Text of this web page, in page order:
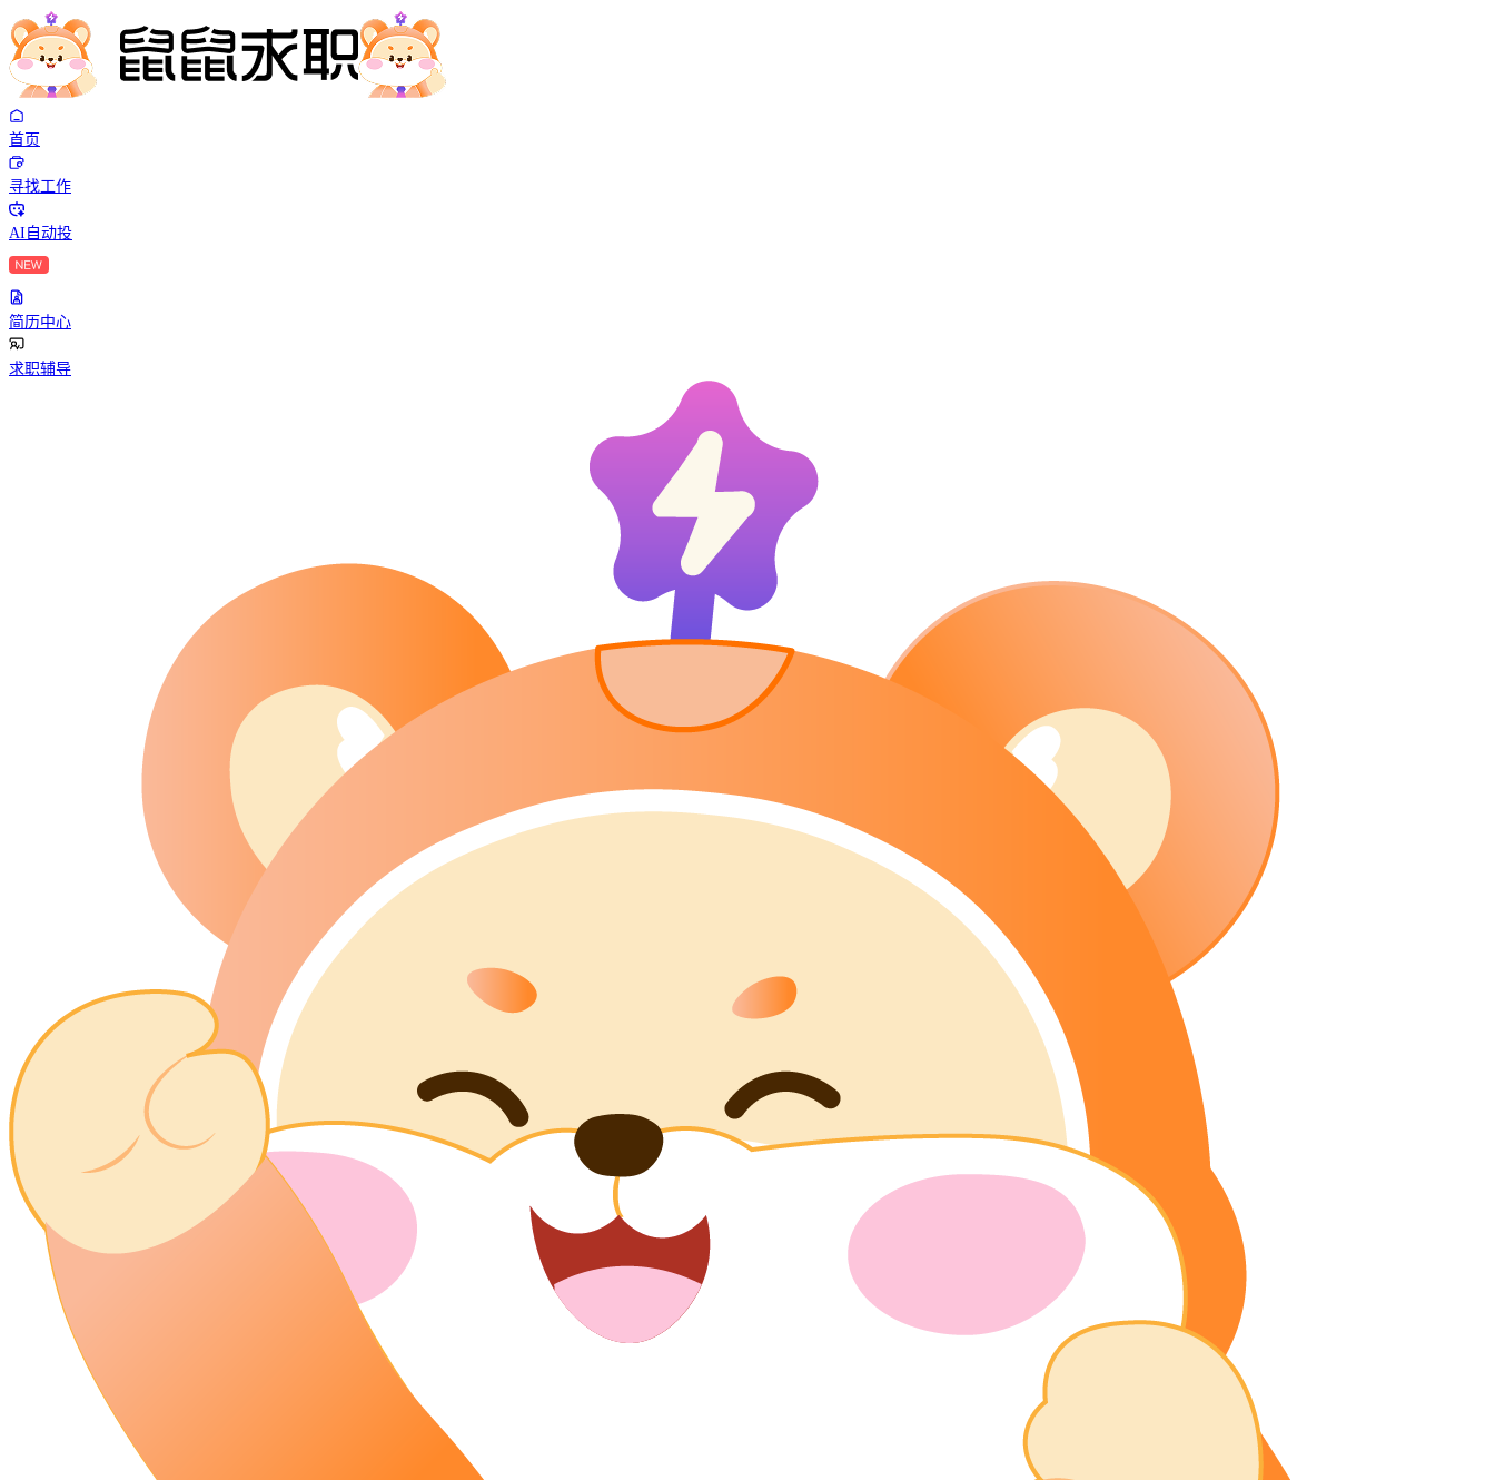
首页
寻找工作
AI自动投
简历中心
求职辅导